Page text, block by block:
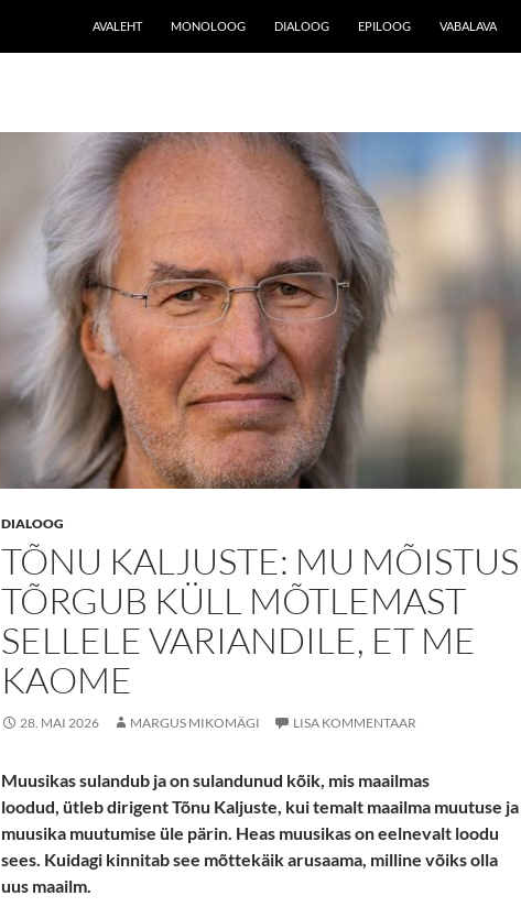
AVALEHT MONOLOOG DIALOOG EPILOOG VABALAVA
DIALOOG
TÕNU KALJUSTE: MU MÕISTUS
TÕRGUB KÜLL MÕTLEMAST
SELLELE VARIANDILE, ET ME
KAOME
28. MAI 2026 MARGUS MIKOMÄGI LISA KOMMENTAAR
Muusikas sulandub ja on sulandunud kõik, mis maailmas
loodud, ütleb dirigent Tõnu Kaljuste, kui temalt maailma muutuse ja
muusika muutumise üle pärin. Heas muusikas on eelnevalt loodu
sees. Kuidagi kinnitab see mõttekäik arusaama, milline võiks olla
uus maailm.